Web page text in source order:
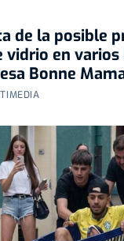
de la posible
en varios
Bonne